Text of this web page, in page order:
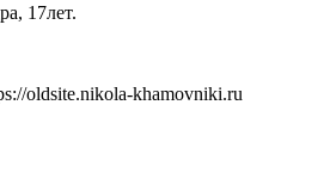
17лет.
oldsite.nikola-khamovniki.ru